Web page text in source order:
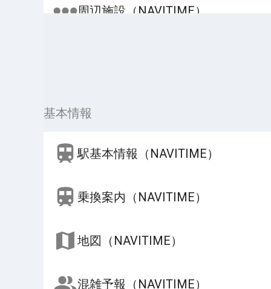
周辺施設（NAVITIME）
基本情報
駅基本情報（NAVITIME）
乗換案内（NAVITIME）
地図（NAVITIME）
混雑予報（NAVITIME）